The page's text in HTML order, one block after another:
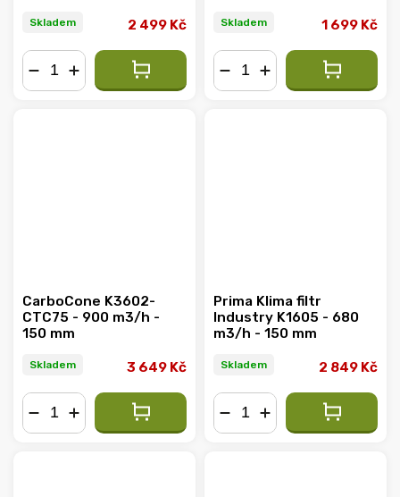
Skladem 2 499 Kč Skladem 1 699 Kč
CarboCone K3602-
CTC75 - 900 m3/h -
150 mm
Skladem 3 649 Kč
Prima Klima filtr
Industry K1605 - 680
m3/h - 150 mm
Skladem 2 849 Kč